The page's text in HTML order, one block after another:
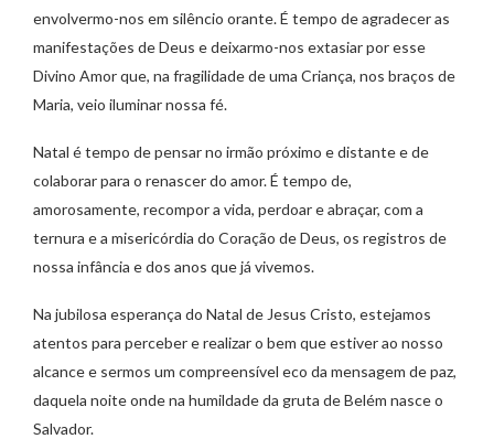
envolvermo-nos em silêncio orante. É tempo de agradecer as
manifestações de Deus e deixarmo-nos extasiar por esse
Divino Amor que, na fragilidade de uma Criança, nos braços de
Maria, veio iluminar nossa fé.
Natal é tempo de pensar no irmão próximo e distante e de
colaborar para o renascer do amor. É tempo de,
amorosamente, recompor a vida, perdoar e abraçar, com a
ternura e a misericórdia do Coração de Deus, os registros de
nossa infância e dos anos que já vivemos.
Na jubilosa esperança do Natal de Jesus Cristo, estejamos
atentos para perceber e realizar o bem que estiver ao nosso
alcance e sermos um compreensível eco da mensagem de paz,
daquela noite onde na humildade da gruta de Belém nasce o
Salvador.